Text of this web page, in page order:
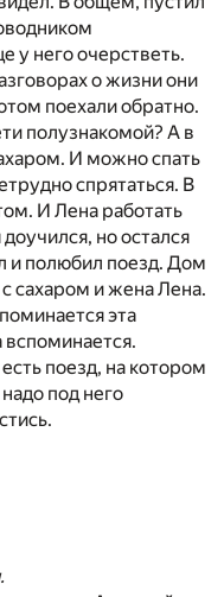
у него очерстветь.
о жизни они
поехали обратно.
полузнакомой? А в
И можно спать
спрятаться. В
И Лена работать
но остался
и полюбил поезд. Дом
сахаром и жена Лена.
эта
поезд, на котором
под него